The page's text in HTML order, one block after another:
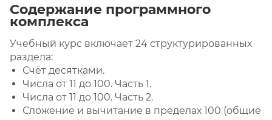
Содержание программного
комплекса
Учебный курс включает 24 структурированных
раздела:
Счёт десятками.
Числа от 11 до 100. Часть 1.
Числа от 11 до 100. Часть 2.
Сложение и вычитание в пределах 100 (общие